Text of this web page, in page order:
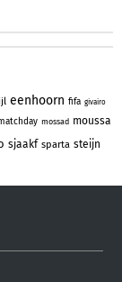
eenhoorn fifa givairo
mossad moussa
sjaakf sparta steijn